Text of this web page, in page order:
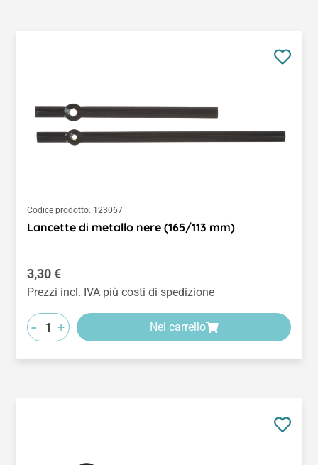
Codice prodotto: 123067
Lancette di metallo nere (165/113 mm)
Prezzo normale:
3,30 €
Prezzi incl. IVA più costi di spedizione
- + Nel carrello